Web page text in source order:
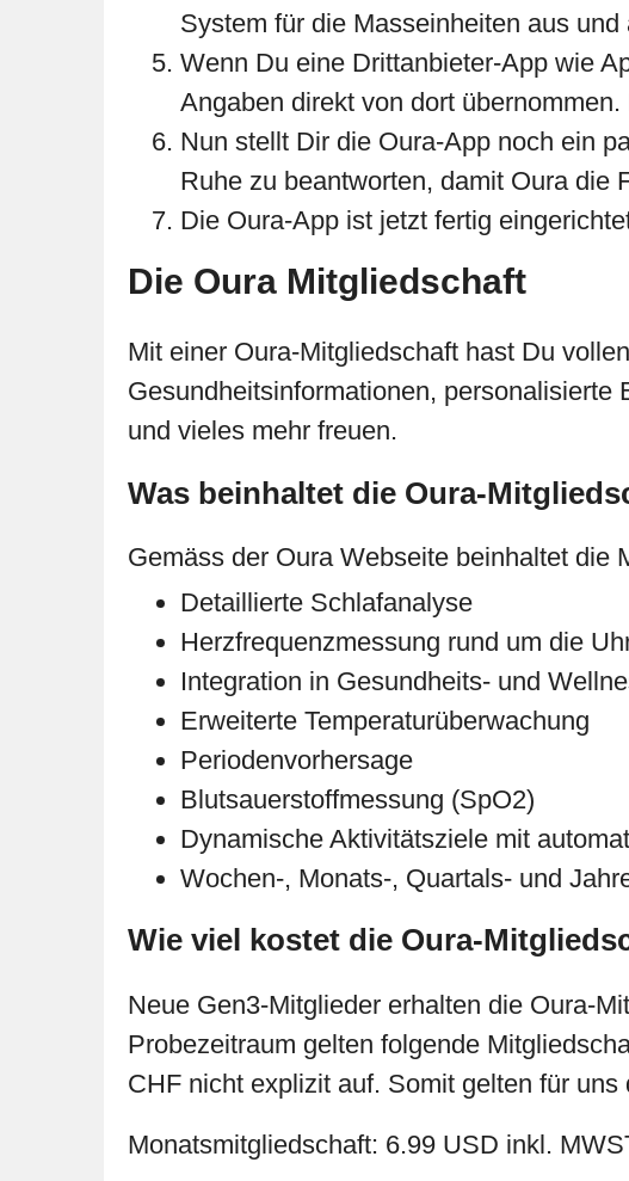
System für die Masseinheiten aus
Wenn Du eine Drittanbieter-App wie
Angaben direkt von dort
Nun stellt Dir die Oura-App noch ein
Ruhe zu beantworten, damit Oura die
Die Oura-App ist jetzt fertig
Die Oura Mitgliedschaft
Mit einer Oura-Mitgliedschaft hast Du
Gesundheitsinformationen,
und vieles mehr freuen.
Was beinhaltet die Oura-
Gemäss der Oura Webseite beinhaltet die
Detaillierte Schlafanalyse
Herzfrequenzmessung rund um die
Integration in Gesundheits- und
Erweiterte Temperaturüberwachung
Periodenvorhersage
Blutsauerstoffmessung (SpO2)
Dynamische Aktivitätsziele mit
Wochen-, Monats-, Quartals- und
Wie viel kostet die Oura-
Neue Gen3-Mitglieder erhalten die Oura-
Probezeitraum gelten folgende
CHF nicht explizit auf. Somit gelten für
Monatsmitgliedschaft: 6.99 USD inkl.